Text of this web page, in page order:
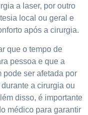
a laser, por outro
local ou geral e
após a cirurgia.
que o tempo de
pessoa e que a
pode ser afetada por
a cirurgia ou
disso, é importante
médico para garantir